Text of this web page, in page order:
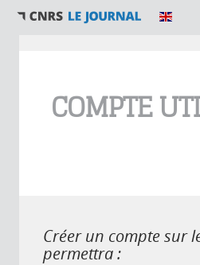
COMPTE
Créer un compte sur
permettra :